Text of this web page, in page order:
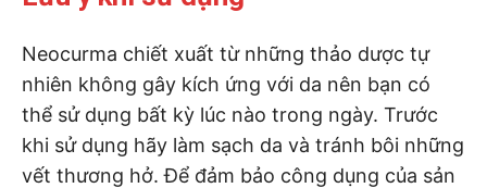
Neocurma chiết xuất từ những thảo dược tự
nhiên không gây kích ứng với da nên bạn có
thể sử dụng bất kỳ lúc nào trong ngày. Trước
khi sử dụng hãy làm sạch da và tránh bôi những
vết thương hở. Để đảm bảo công dụng của sản